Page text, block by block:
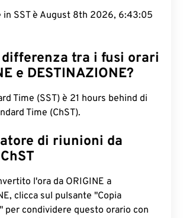
in SST è August 8th 2026, 6:43:06
differenza tra i fusi orari
e DESTINAZIONE?
Time (SST) è 21 hours behind di
Time (ChST).
di riunioni da
l'ora da ORIGINE a
clicca sul pulsante "Copia
per condividere questo orario con